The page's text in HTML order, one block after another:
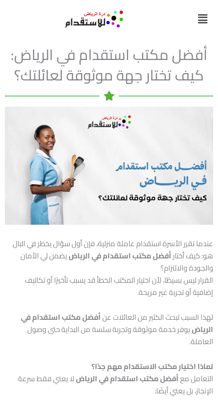
القائمة
أفضل مكتب استقدام في الرياض:
كيف تختار جهة موثوقة لعائلتك؟
عندما تقرر الأسرة استقدام عاملة منزلية، فإن أول سؤال يخطر في البال
هو: كيف أختارأفضل مكتب استقدام في الرياضيضمن لي الأمان
والجودة والالتزام؟
القرار ليس بسيطًا، لأن اختيار المكتب الخطأ قد يسبب تأخيرًا أو تكاليف
إضافية أو تجربة غير مريحة.
لهذا السبب تبحث الكثير من العائلات عنأفضل مكتب استقدام في
الرياضيوفر خدمة موثوقة وتجربة سلسة من البداية حتى وصول
العاملة.
لماذا اختيار مكتب الاستقدام مهم جدًا؟
التعامل معأفضل مكتب استقدام في الرياضلا يعني فقط سرعة
الإنجاز، بل يعني أيضًا: